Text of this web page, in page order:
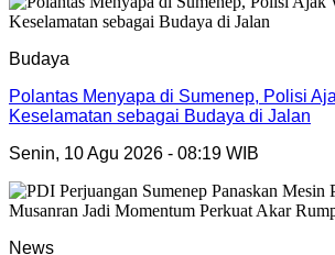
Budaya
Polantas Menyapa di Sumenep, Polisi
Keselamatan sebagai Budaya di Jalan
Senin, 10 Agu 2026 - 08:19 WIB
News